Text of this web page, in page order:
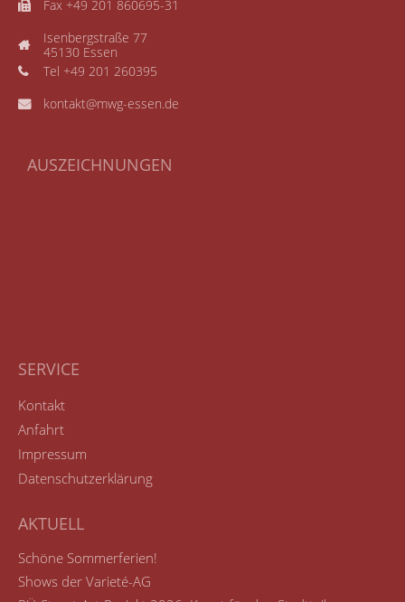
Fax +49 201 860695-31
Isenbergstraße 77
45130 Essen
Tel +49 201 260395
kontakt@mwg-essen.de
AUSZEICHNUNGEN
SERVICE
Kontakt
Anfahrt
Impressum
Datenschutzerklärung
AKTUELL
Schöne Sommerferien!
Shows der Varieté-AG